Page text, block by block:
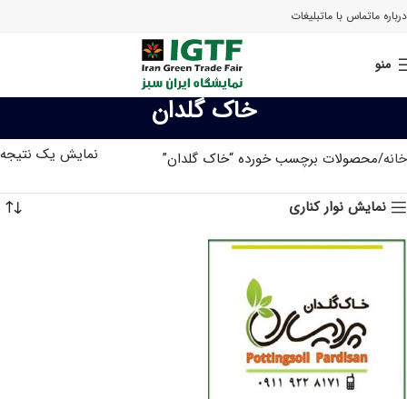
درباره ماتماس با ماتبلیغات
منو
خاک گلدان
خانه محصولات برچسب خورده “خاک گلدان” نمایش یک نتیجه
نمایش نوار کناری